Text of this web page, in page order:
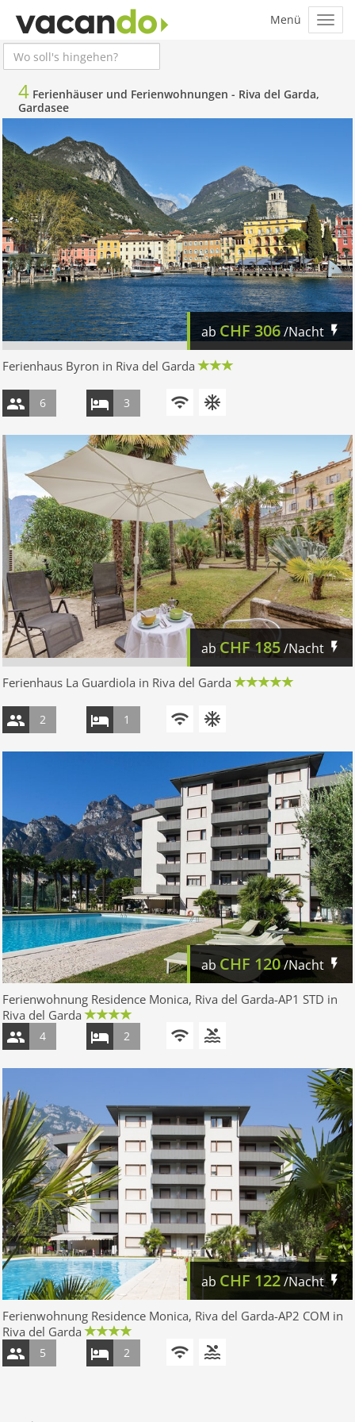
4 Ferienhäuser und Ferienwohnungen - Riva del Garda,
Gardasee
ab CHF306/Nacht
Ferienhaus Byron in Riva del Garda
6 3
ab CHF185/Nacht
Ferienhaus La Guardiola in Riva del Garda
2 1
ab CHF 120/Nacht
Ferienwohnung Residence Monica, Riva del Garda-AP1 STD in
Riva del Garda
4 2
ab CHF 122/Nacht
Ferienwohnung Residence Monica, Riva del Garda-AP2 COM in
Riva del Garda
5 2